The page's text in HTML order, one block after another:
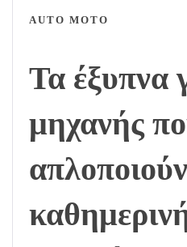
AUTO MOTO
Τα έξυπνα
μηχανής